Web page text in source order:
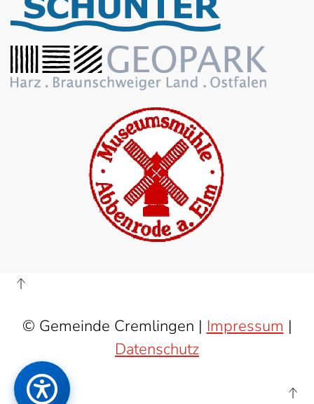
© Gemeinde Cremlingen | Impressum |
Datenschutz